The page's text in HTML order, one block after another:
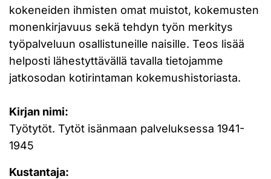
kokeneiden ihmisten omat muistot, kokemusten
monenkirjavuus sekä tehdyn työn merkitys
työpalveluun osallistuneille naisille. Teos lisää
helposti lähestyttävällä tavalla tietojamme
jatkosodan kotirintaman kokemushistoriasta.
Kirjan nimi:
Työtytöt. Tytöt isänmaan palveluksessa 1941-
1945
Kustantaja: